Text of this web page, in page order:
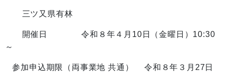
三ツ又県有林
開催日 令和８年４月10日（金曜日）10:30
～
参加申込期限（両事業地 共通） 令和８年３月27日